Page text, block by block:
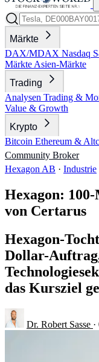
Märkte
DAX/MDAX Nasdaq
Märkte Asien-Märkte
Trading
Analysen Trading &
Value & Growth
Krypto
Bitcoin Ethereum &
Community Broker
Hexagon AB · Industrie
Hexagon:
von Certarus
Hexagon-
Dollar-
das Kursziel
Dr. Robert Sasse ·